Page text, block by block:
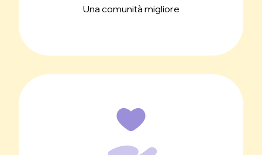
Una comunità migliore